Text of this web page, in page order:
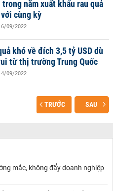
năm xuất khẩu rau quả
cùng kỳ
09/2022
khó về đích 3,5 tỷ USD dù
từ thị trường Trung Quốc
09/2022
TRƯỚC SAU
mắc, không đẩy doanh nghiệp